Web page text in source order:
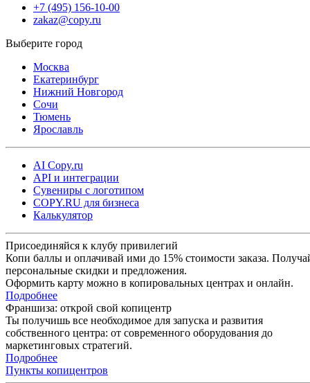
+7 (495) 156-10-00
zakaz@copy.ru
Москва
Екатеринбург
Нижний Новгород
Сочи
Тюмень
Ярославль
AI Copy.ru
API и интеграции
Сувениры с логотипом
COPY.RU для бизнеса
Калькулятор
Присоединяйся к клубу привилегий
Копи баллы и оплачивай ими до 15% стоимости заказа.
персональные скидки и предложения.
Оформить карту можно в копировальных центрах и онлайн.
Подробнее
Франшиза: открой свой копицентр
Ты получишь все необходимое для запуска и развития
собственного центра: от современного оборудования до
маркетинговых стратегий.
Подробнее
Пункты копицентров